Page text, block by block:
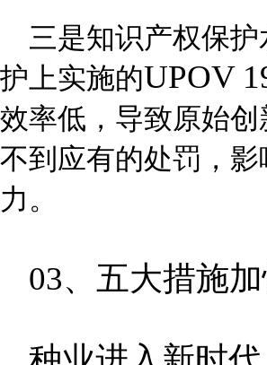
三是知识产权保
护上实施的UPOV
效率低，导致原始
不到应有的处罚，
力。
03、五大措施